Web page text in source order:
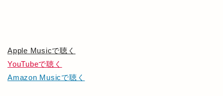
Apple Musicで聴く
YouTubeで聴く
Amazon Musicで聴く